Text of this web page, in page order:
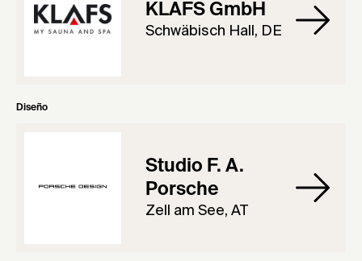
KLAFS GmbH
Schwäbisch Hall, DE
Diseño
Studio F. A.
Porsche
Zell am See, AT